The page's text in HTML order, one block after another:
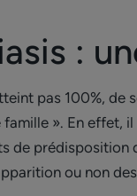
:
pas 100%, de
». En effet,
de prédisposition
ou non